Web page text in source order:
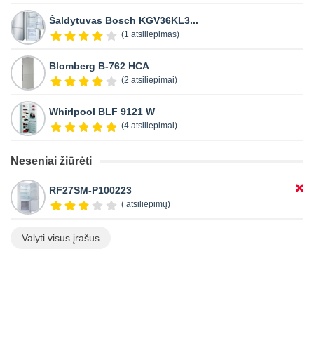
Šaldytuvas Bosch KGV36KL3...
(1 atsiliepimas)
Blomberg B-762 HCA
(2 atsiliepimai)
Whirlpool BLF 9121 W
(4 atsiliepimai)
Neseniai žiūrėti
RF27SM-P100223
( atsiliepimų)
Valyti visus įrašus